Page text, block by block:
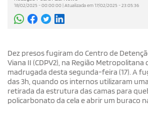
18/02/2025 - 00:00:00 | Atualizada em 17/02/2025 - 23:05:36
Dez presos fugiram do Centro de
Viana II (CDPV2), na Região Metropolitana
madrugada desta segunda-feira (17). A
das 3h, quando os internos utilizaram
retirada da estrutura das camas para
policarbonato da cela e abrir um buraco